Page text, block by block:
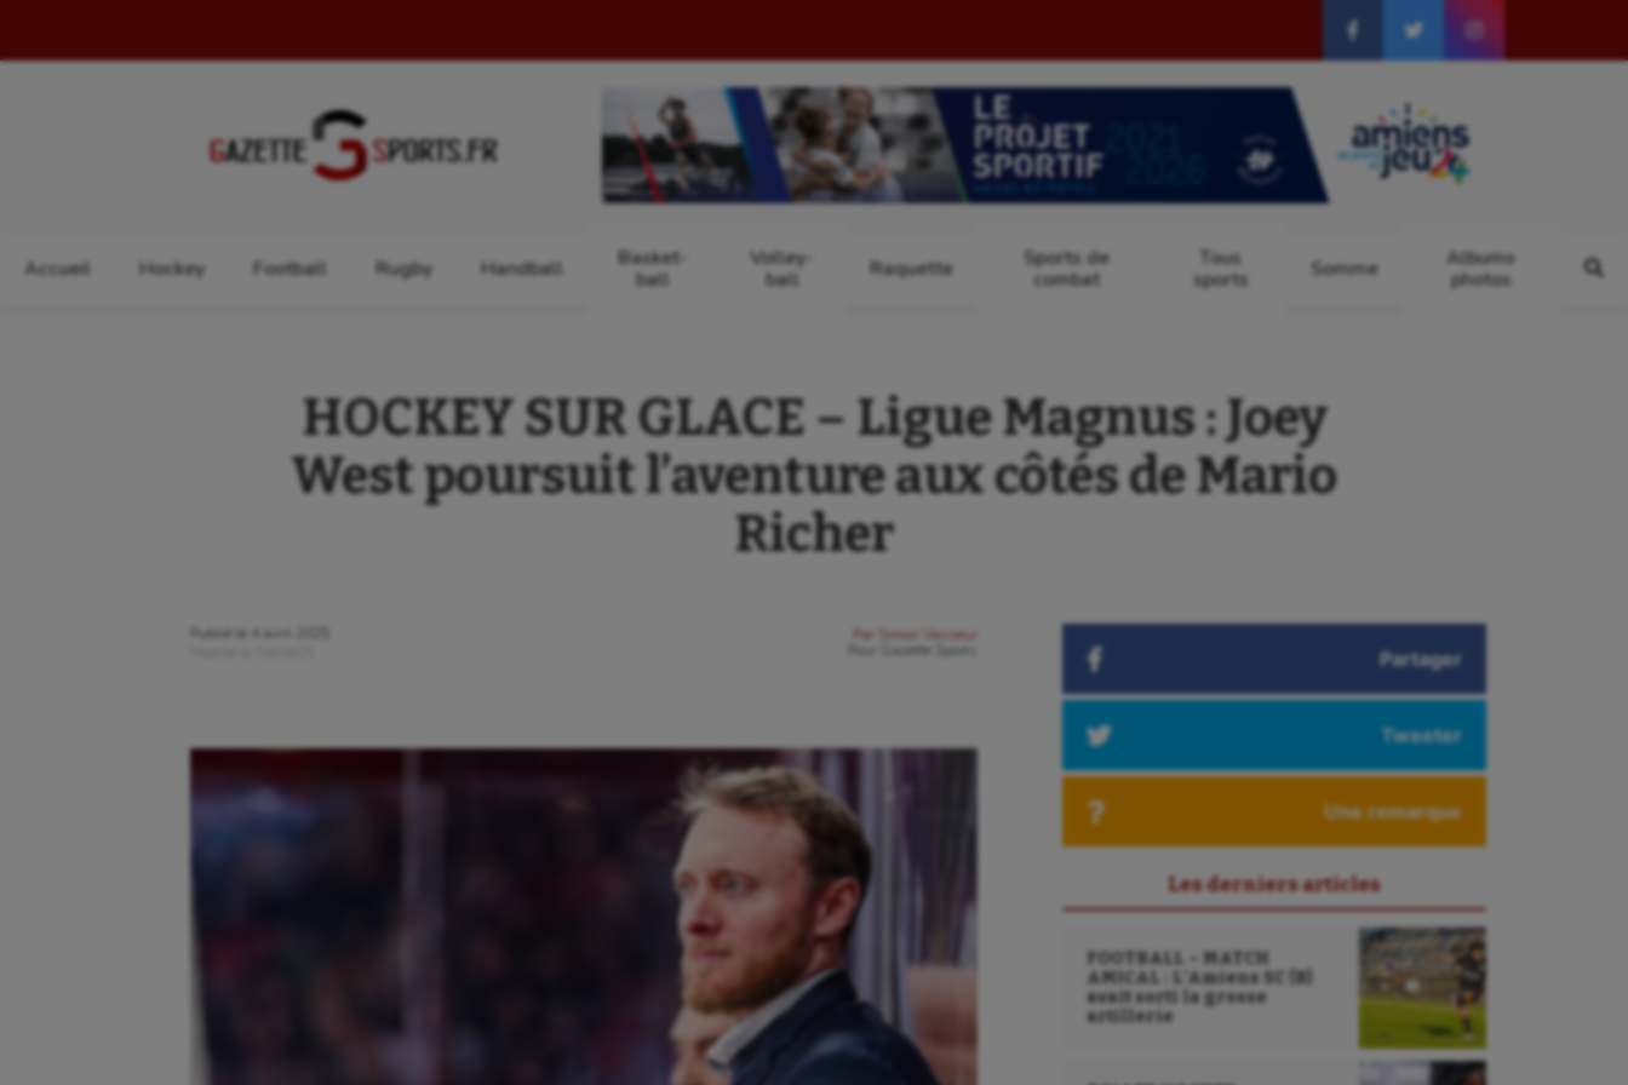
Accueil Hockey Football Rugby Handball
Basket-
ball
Volley-
ball
Raquette
Sports de
combat
Tous
sports
Somme
Albums
photos
HOCKEY SUR GLACE – Ligue Magnus : Joey
West poursuit l’aventure aux côtés de Mario
Richer
Publié le
4 avril 2025
Par
Simon Vasseur
Gazette Sports Partager
Tweeter
Une remarque
Les derniers articles
FOOTBALL – MATCH
AMICAL : L’Amiens SC (B)
avait sorti la grosse
artillerie